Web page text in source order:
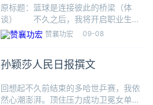
原标题：篮球是连接彼此的桥梁（体
谈） 不久之后，我将开启职业生涯
第二十三个美职篮（NBA）赛季。我大
部分时间都穿23号球衣，对我来说这是
季来临前，我再次来到中国，与
赞襄功宏 09-08
孙颖莎人民日报撰文
回想起不久前结束的多哈世乒赛，我依
然心潮澎湃。顶住压力成功卫冕女单冠